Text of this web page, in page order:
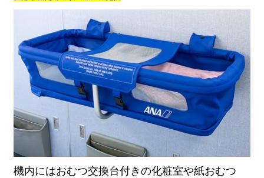
機内にはおむつ交換台付きの化粧室や紙おむつ